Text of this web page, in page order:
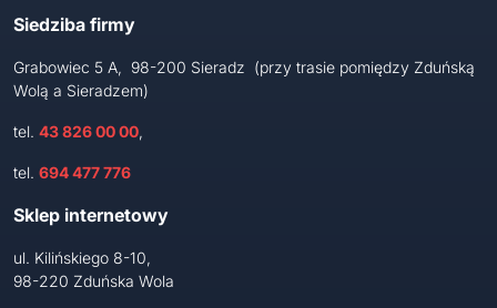
Siedziba firmy
Grabowiec 5 A, 98-200 Sieradz (przy trasie pomiędzy Zduńską
Wolą a Sieradzem)
tel. 43 826 00 00,
tel. 694 477 776
Sklep internetowy
ul. Kilińskiego 8-10,
98-220 Zduńska Wola